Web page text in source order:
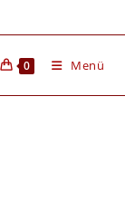
0 Menü